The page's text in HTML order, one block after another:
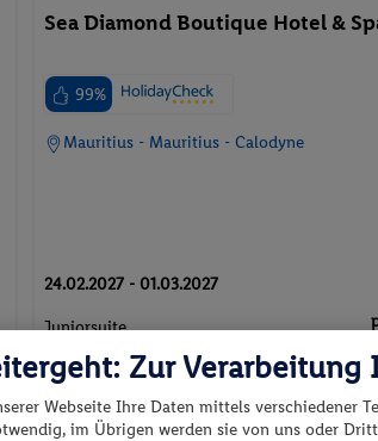
Sea Diamond Boutique Hotel &
99%
Mauritius - Mauritius - Calodyne
24.02.2027 - 01.03.2027
Juniorsuite
Inkl. Flug, Halbpension
Stornierung
Zur Verarbeitung
Webseite Ihre Daten mittels verschiedener
im Übrigen werden sie von uns oder